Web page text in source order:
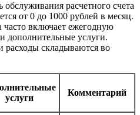
обслуживания расчетного счета
от 0 до 1000 рублей в месяц.
включает ежегодную
дополнительные услуги.
расходы складываются во
услуги
Комментарий